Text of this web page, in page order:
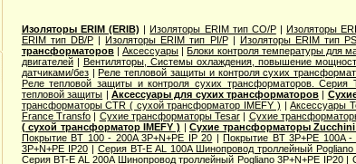
Изоляторы ERIM (ERIB) |Изоляторы ERIM тип CO/P|Изоляторы
ERIM тип DB/P |Изоляторы ERIM тип PI/P| Изоляторы ERIM тип
трансформаторов|Аксессуары |Блоки контроля температуры для
двигателей| Вентиляторы, Системы охлаждения, повышение
датчиками/без|Реле тепловой защиты и контроля сухих
Реле тепловой защиты и контроля сухих трансформаторов. Серия
тепловой защиты | Аксессуары для сухих трансформаторов|
трансформаторы CTR ( сухой трансформатор IMEFY ) |Аксессуары
France Transfo | Сухие трансформаторы Tesar | Сухие
( сухой трансформатор IMEFY ) |Сухие трансформаторы
Покрытие BT 100 - 200A 3P+N+PE IP 20 |Покрытие BT 3P+PE 100A
3P+N+PE IP20| Серия BT-E AL 100A Шинопровод троллейный Pogliano
Серия BT-E AL 200A Шинопровод троллейный Pogliano 3P+N+PE IP20|